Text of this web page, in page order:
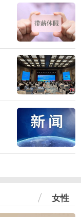
女性